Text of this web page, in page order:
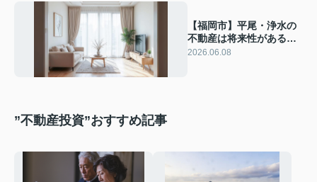
【福岡市】平尾・浄水の
不動産は将来性がある？
資産価値を守る購入と相
2026.06.08
”不動産投資”おすすめ記事